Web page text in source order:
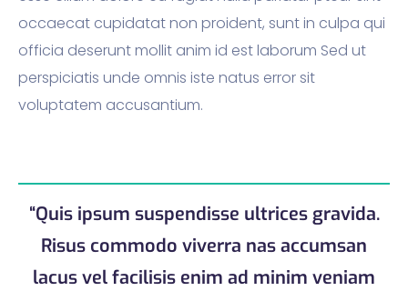
occaecat cupidatat non proident, sunt in culpa qui
officia deserunt mollit anim id est laborum Sed ut
perspiciatis unde omnis iste natus error sit
voluptatem accusantium.
“Quis ipsum suspendisse ultrices gravida.
Risus commodo viverra nas accumsan
lacus vel facilisis enim ad minim veniam